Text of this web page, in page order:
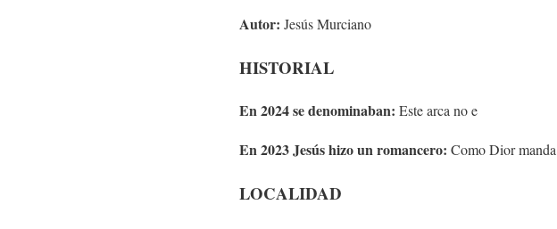
Autor: Jesús Murciano
HISTORIAL
En 2024 se denominaban: Este arca no e
En 2023 Jesús hizo un romancero: Como Dior manda
LOCALIDAD